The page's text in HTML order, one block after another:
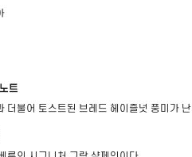
트
더불어 토스트된 브레드 헤이즐넛 풍미가